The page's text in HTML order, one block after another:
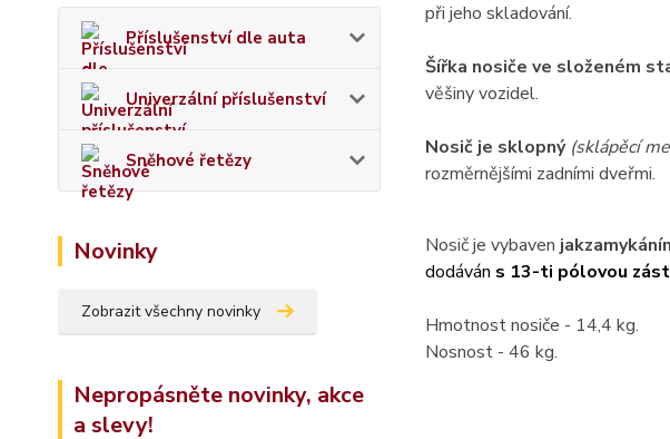
Příslušenství dle auta
Univerzální příslušenství
Sněhové řetězy
Novinky
Zobrazit všechny novinky
Nepropásněte novinky, akce
a slevy!
při jeho skladování.
Šířka nosiče ve složeném
věšiny vozidel.
Nosič je sklopný (sklápěcí
rozměrnějšími zadními dveřmi.
Nosič je vybaven jak
dodáván s 13-ti pólovou
Hmotnost nosiče - 14,4 kg.
Nosnost - 46 kg.